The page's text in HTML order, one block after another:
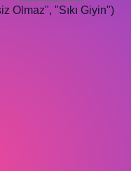
Olmaz", "Sıkı Giyin")